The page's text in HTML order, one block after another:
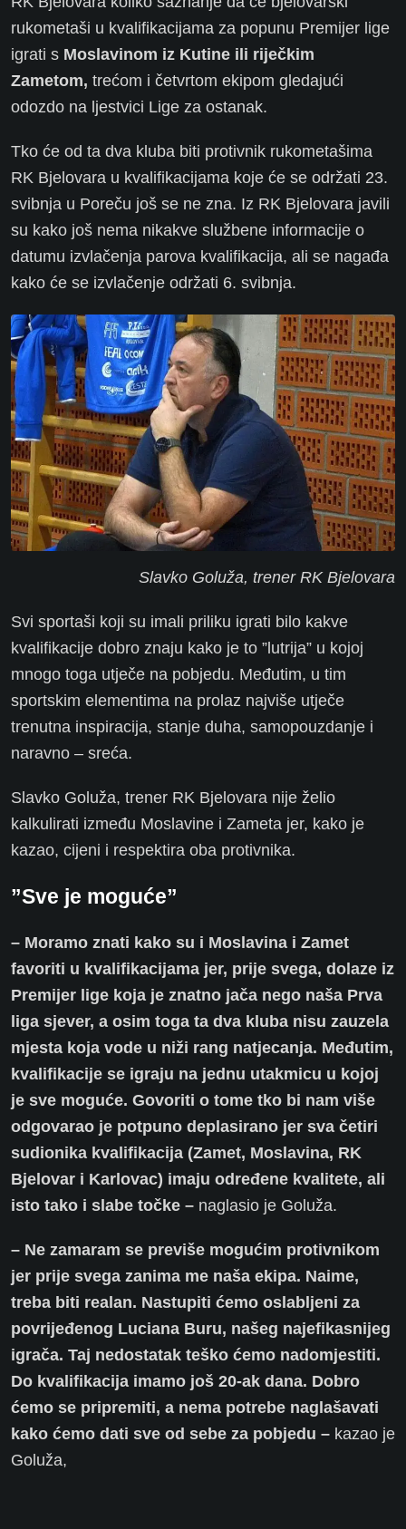
rukometaši u kvalifikacijama za popunu Premijer lige
igrati s Moslavinom iz Kutine ili riječkim
Zametom, trećom i četvrtom ekipom gledajući
odozdo na ljestvici Lige za ostanak.
Tko će od ta dva kluba biti protivnik rukometašima
RK Bjelovara u kvalifikacijama koje će se održati 23.
svibnja u Poreču još se ne zna. Iz RK Bjelovara javili
su kako još nema nikakve službene informacije o
datumu izvlačenja parova kvalifikacija, ali se nagađa
kako će se izvlačenje održati 6. svibnja.
Slavko Goluža, trener RK Bjelovara
Svi sportaši koji su imali priliku igrati bilo kakve
kvalifikacije dobro znaju kako je to ”lutrija” u kojoj
mnogo toga utječe na pobjedu. Međutim, u tim
sportskim elementima na prolaz najviše utječe
trenutna inspiracija, stanje duha, samopouzdanje i
naravno – sreća.
Slavko Goluža, trener RK Bjelovara nije želio
kalkulirati između Moslavine i Zameta jer, kako je
kazao, cijeni i respektira oba protivnika.
”Sve je moguće”
– Moramo znati kako su i Moslavina i Zamet
favoriti u kvalifikacijama jer, prije svega, dolaze iz
Premijer lige koja je znatno jača nego naša Prva
liga sjever, a osim toga ta dva kluba nisu zauzela
mjesta koja vode u niži rang natjecanja. Međutim,
kvalifikacije se igraju na jednu utakmicu u kojoj
je sve moguće. Govoriti o tome tko bi nam više
odgovarao je potpuno deplasirano jer sva četiri
sudionika kvalifikacija (Zamet, Moslavina, RK
Bjelovar i Karlovac) imaju određene kvalitete, ali
isto tako i slabe točke – naglasio je Goluža.
– Ne zamaram se previše mogućim protivnikom
jer prije svega zanima me naša ekipa. Naime,
treba biti realan. Nastupiti ćemo oslabljeni za
povrijeđenog Luciana Buru, našeg najefikasnijeg
igrača. Taj nedostatak teško ćemo nadomjestiti.
Do kvalifikacija imamo još 20-ak dana. Dobro
ćemo se pripremiti, a nema potrebe naglašavati
kako ćemo dati sve od sebe za pobjedu – kazao je
Goluža,